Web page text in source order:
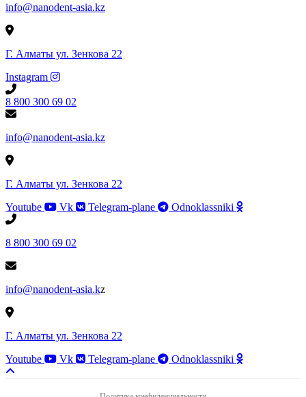
info@nanodent-asia.kz
Г. Алматы ул. Зенкова 22
Instagram
8 800 300 69 02
info@nanodent-asia.kz
Г. Алматы ул. Зенкова 22
Youtube
Vk Telegram-plane Odnoklassniki
8 800 300 69 02
info@nanodent-asia.kz
Г. Алматы ул. Зенкова 22
Youtube
Vk Telegram-plane Odnoklassniki